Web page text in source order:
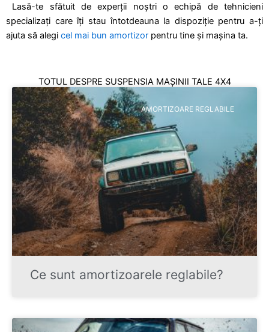
Lasă-te sfătuit de experții noștrio echipă de tehnicieni
specializați care îți stau întotdeauna la dispoziție pentru a-ți
ajuta să alegi cel mai bun amortizor pentru tine și mașina ta.
TOTUL DESPRE SUSPENSIA MAȘINII TALE 4X4
AMORTIZOARE REGLABILE
Ce sunt amortizoarele reglabile?